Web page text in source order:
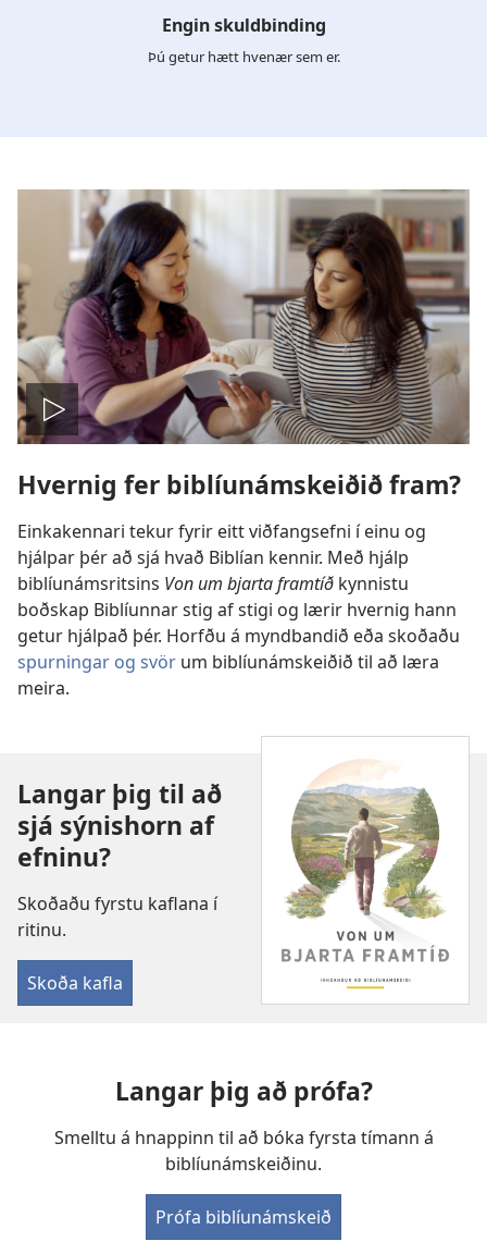
Engin skuldbinding
Þú getur hætt hvenær sem er.
Spila
myndband
Hvernig fer biblíunámskeiðið fram?
Einkakennari tekur fyrir eitt viðfangsefni í einu og
hjálpar þér að sjá hvað Biblían kennir. Með hjálp
biblíunámsritsins Von um bjarta framtíð kynnistu
boðskap Biblíunnar stig af stigi og lærir hvernig hann
getur hjálpað þér. Horfðu á myndbandið eða skoðaðu
spurningar og svör um biblíunámskeiðið til að læra
meira.
Langar þig til að
sjá sýnishorn af
efninu?
Skoðaðu fyrstu kaflana í
ritinu.
Skoða kafla
Langar þig að prófa?
Smelltu á hnappinn til að bóka fyrsta tímann á
biblíunámskeiðinu.
Prófa biblíunámskeið